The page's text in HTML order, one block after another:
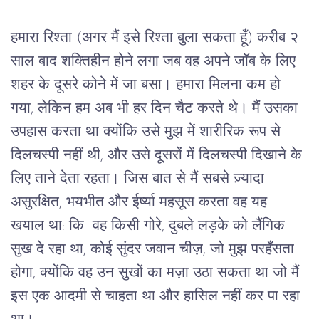
हमारा रिश्ता (अगर मैं इसे रिश्ता बुला सकता हूँ) करीब २
साल बाद शक्तिहीन होने लगा जब वह अपने जॉब के लिए
शहर के दूसरे कोने में जा बसा। हमारा मिलना कम हो
गया, लेकिन हम अब भी हर दिन चैट करते थे। मैं उसका
उपहास करता था क्योंकि उसे मुझ में शारीरिक रूप से
दिलचस्पी नहीं थी, और उसे दूसरों में दिलचस्पी दिखाने के
लिए ताने देता रहता। जिस बात से मैं सबसे ज़्यादा
असुरक्षित, भयभीत और ईर्ष्या महसूस करता वह यह
खयाल था: कि वह किसी गोरे, दुबले लड़के को लैंगिक
सुख दे रहा था, कोई सुंदर जवान चीज़, जो मुझ परहँसता
होगा, क्योंकि वह उन सुखों का मज़ा उठा सकता था जो मैं
इस एक आदमी से चाहता था और हासिल नहीं कर पा रहा